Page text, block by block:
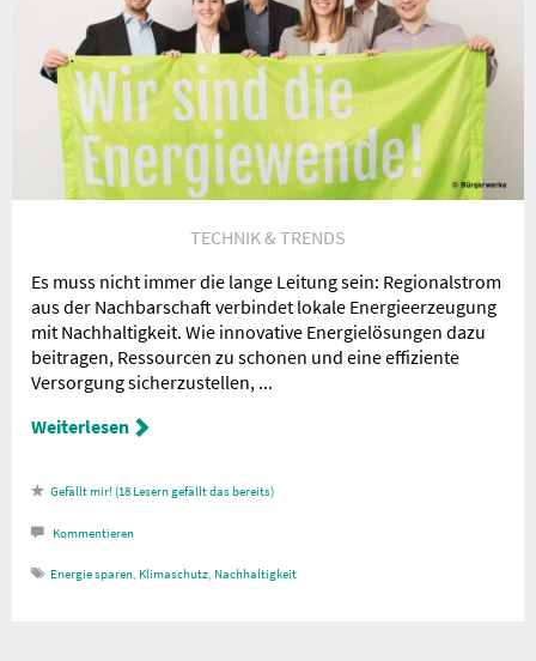
TECHNIK & TRENDS
Es muss nicht immer die lange Leitung sein: Regionalstrom
aus der Nachbarschaft verbindet lokale Energieerzeugung
mit Nachhaltigkeit. Wie innovative Energielösungen dazu
beitragen, Ressourcen zu schonen und eine effiziente
Versorgung sicherzustellen, ...
Weiterlesen
18 Lesern gefällt das
Kommentieren
Energie sparen, Klimaschutz, Nachhaltigkeit